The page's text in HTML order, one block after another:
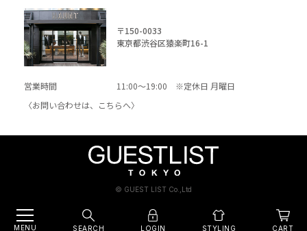
〒150-0033
東京都渋谷区猿楽町16-1
営業時間
11:00～19:00 ※定休日 月曜日
〈お問い合わせは、
こちらへ〉
© GUEST LIST Co.,Ltd
MENU SEARCH LOGIN STYLING CART